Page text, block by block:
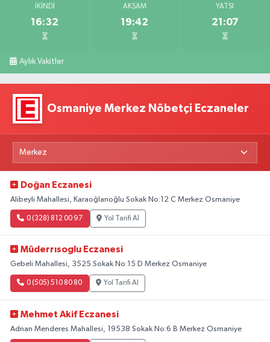
İKINDI
16:32
AKŞAM
19:42
YATSI
21:07
Aylık Vakitler
Osmaniye Merkez Nöbetçi Eczaneler
Doğan Eczanesi
Alibeyli Mahallesi, Karaoğlanoğlu Sokak No:12 C Merkez Osmaniye
0 (328) 812 00 97 Yol Tarifi Al
Müderrısoglu Eczanesi
Gebeli Mahallesi, 3525.Sokak No:15 D Merkez Osmaniye
0 (505) 510 80 80 Yol Tarifi Al
Mehmet Akif Eczanesi
Adnan Menderes Mahallesi, 19538 Sokak No:6 B Merkez Osmaniye